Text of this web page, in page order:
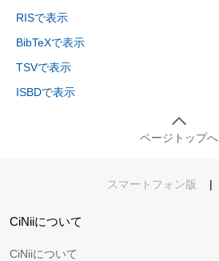
RISで表示
BibTeXで表示
TSVで表示
ISBDで表示
ページトップへ
スマートフォン版 |
CiNiiについて
CiNiiについて